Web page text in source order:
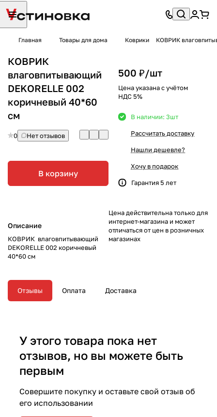
Главная Товары для дома Коврики КОВРИК
КОВРИК
влаговпитывающий
DEKORELLE 002
коричневый 40*60
см
0 Нет отзывов
В корзину
Описание
КОВРИК влаговпитывающий
DEKORELLE 002 коричневый
40*60 см
500 ₽/шт
Цена указана с учётом
НДС 5%
В наличии: 3шт
Рассчитать доставку
Нашли дешевле?
Хочу в подарок
Гарантия 5 лет
Цена действительна только для
интернет-магазина и может
отличаться от цен в розничных
магазинах
Отзывы Оплата Доставка
У этого товара пока нет
отзывов, но вы можете быть
первым
Совершите покупку и оставьте свой отзыв об
его использовании